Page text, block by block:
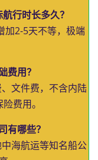
行时长多久？
加2-5天不等，极端
费用？
文件费，不含内陆
费用。
有哪些？
海航运等知名船公